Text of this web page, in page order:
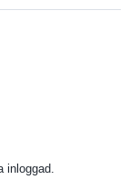
inloggad.